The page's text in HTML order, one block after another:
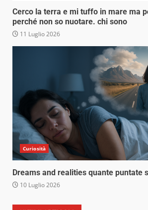
Cerco la terra e mi tuffo in mare ma
perché non so nuotare. chi sono
11 Luglio 2026
Curiosità
Dreams and realities quante puntate
10 Luglio 2026